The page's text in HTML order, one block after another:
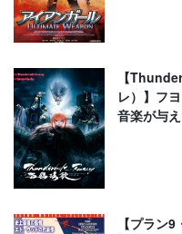
【
レ）】フ
音楽が与
【プラン